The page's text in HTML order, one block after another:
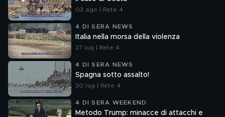
03 ago | Rete 4
4 DI SERA NEWS
Italia nella morsa della violenza
27 lug | Rete 4
4 DI SERA NEWS
Spagna sotto assalto!
30 lug | Rete 4
4 DI SERA WEEKEND
Metodo Trump: minacce di attacchi e